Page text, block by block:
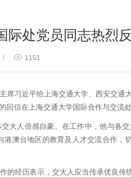
际处党员同志热烈
1151
席习近平给上海交通大学、西安交通
信在上海交通大学国际合作与交流
大人倍感自豪。在工作中，他与各
澳台地区的教育及人才交流合作，
的经历表示，交大人应当传承优良传